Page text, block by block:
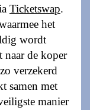
Ticketswap.
het
wordt
naar de koper
verzekerd
samen met
manier